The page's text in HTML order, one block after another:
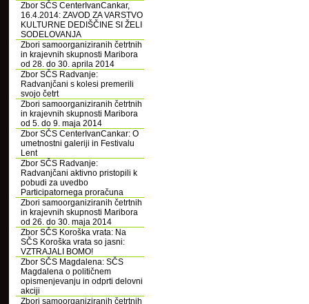
Zbor SČS CenterIvanCankar,
16.4.2014: ZAVOD ZA VARSTVO
KULTURNE DEDIŠČINE SI ŽELI
SODELOVANJA
Zbori samoorganiziranih četrtnih
in krajevnih skupnosti Maribora
od 28. do 30. aprila 2014
Zbor SČS Radvanje:
Radvanjčani s kolesi premerili
svojo četrt
Zbori samoorganiziranih četrtnih
in krajevnih skupnosti Maribora
od 5. do 9. maja 2014
Zbor SČS CenterIvanCankar: O
umetnostni galeriji in Festivalu
Lent
Zbor SČS Radvanje:
Radvanjčani aktivno pristopili k
pobudi za uvedbo
Participatornega proračuna
Zbori samoorganiziranih četrtnih
in krajevnih skupnosti Maribora
od 26. do 30. maja 2014
Zbor SČS Koroška vrata: Na
SČS Koroška vrata so jasni:
VZTRAJALI BOMO!
Zbor SČS Magdalena: SČS
Magdalena o političnem
opismenjevanju in odprti delovni
akciji
Zbori samoorganiziranih četrtnih